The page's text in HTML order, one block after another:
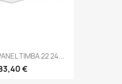
TIMBA 22 24...
€